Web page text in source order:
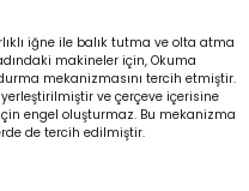
iğne ile balık tutma ve olta atma
makineler için, Okuma
mekanizmasını tercih etmiştir.
ve çerçeve içerisine
engel oluşturmaz. Bu mekanizma
de tercih edilmiştir.